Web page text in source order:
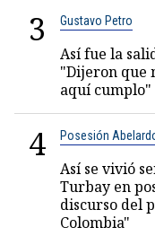
3 Gustavo Petro
Así fue la
"Dijeron que
aquí cumplo"
4 Posesión
Así se vivió
Turbay en
discurso del
Colombia"